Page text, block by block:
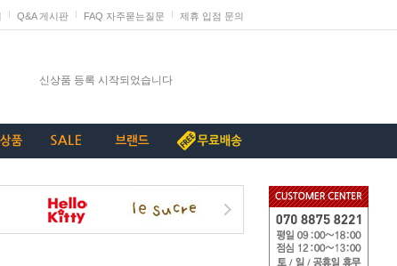
Q&A 게시판 FAQ 자주묻는질문 제휴 입점 문의
[중요+긴급]특허침해 상품에 대한 삭제요청
단종리스트_가구류